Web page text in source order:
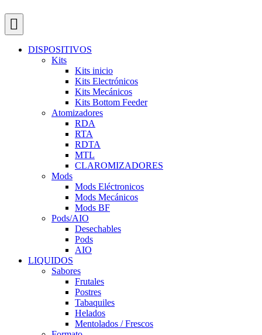
DISPOSITIVOS
Kits
Kits inicio
Kits Electrónicos
Kits Mecánicos
Kits Bottom Feeder
Atomizadores
RDA
RTA
RDTA
MTL
CLAROMIZADORES
Mods
Mods Eléctronicos
Mods Mecánicos
Mods BF
Pods/AIO
Desechables
Pods
AIO
LIQUIDOS
Sabores
Frutales
Postres
Tabaquiles
Helados
Mentolados / Frescos